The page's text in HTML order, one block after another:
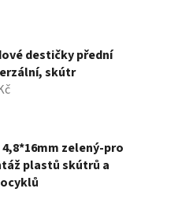
destičky přední
skútr
zelený-pro
plastů skútrů a